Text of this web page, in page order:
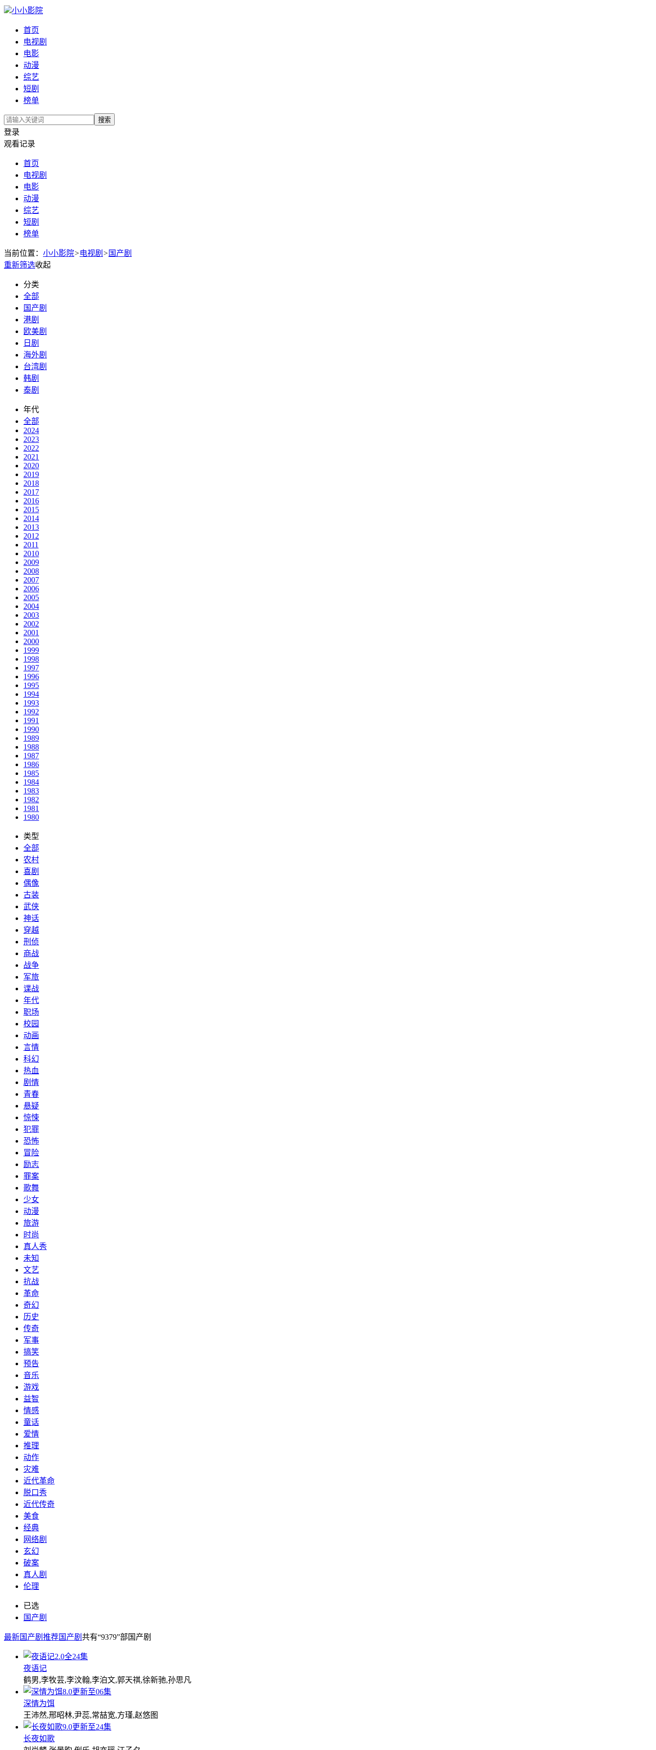
小小影院
首页
电视剧
电影
动漫
综艺
短剧
榜单
搜索
登录
观看记录
首页
电视剧
电影
动漫
综艺
短剧
榜单
当前位置： 小小影院>电视剧 > 国产剧
重新筛选收起
分类
全部
国产剧
港剧
欧美剧
日剧
海外剧
台湾剧
韩剧
泰剧
年代
全部
2024
2023
2022
2021
2020
2019
2018
2017
2016
2015
2014
2013
2012
2011
2010
2009
2008
2007
2006
2005
2004
2003
2002
2001
2000
1999
1998
1997
1996
1995
1994
1993
1992
1991
1990
1989
1988
1987
1986
1985
1984
1983
1982
1981
1980
类型
全部
农村
喜剧
偶像
古装
武侠
神话
穿越
刑侦
商战
战争
军旅
谍战
年代
职场
校园
动画
言情
科幻
热血
剧情
青春
悬疑
惊悚
犯罪
恐怖
冒险
励志
罪案
歌舞
少女
动漫
旅游
时尚
真人秀
未知
文艺
抗战
革命
奇幻
历史
传奇
军事
搞笑
预告
音乐
游戏
益智
情感
童话
爱情
推理
动作
灾难
近代革命
脱口秀
近代传奇
美食
经典
网络剧
玄幻
破案
真人剧
伦理
已选
国产剧
最新国产剧 推荐国产剧 共有“9379”部国产剧
2.0全24集
夜语记
鹤男,李牧芸,李汶翰,李泊文,郭天祺,徐新驰,孙思凡
8.0更新至06集
深情为饵
王沛然,邢昭林,尹蕊,常喆宽,方瑾,赵悠图
9.0更新至24集
长夜如歌